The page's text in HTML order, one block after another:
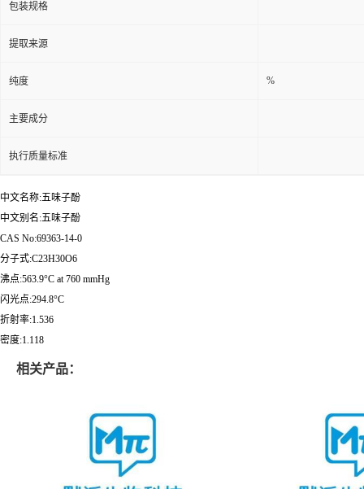
包装规格
提取来源
纯度 %
主要成分
执行质量标准
中文名称:五味子酚
中文别名:五味子酚
CAS No:69363-14-0
分子式:C23H30O6
沸点:563.9°C at 760 mmHg
闪光点:294.8°C
折射率:1.536
密度:1.118
相关产品：